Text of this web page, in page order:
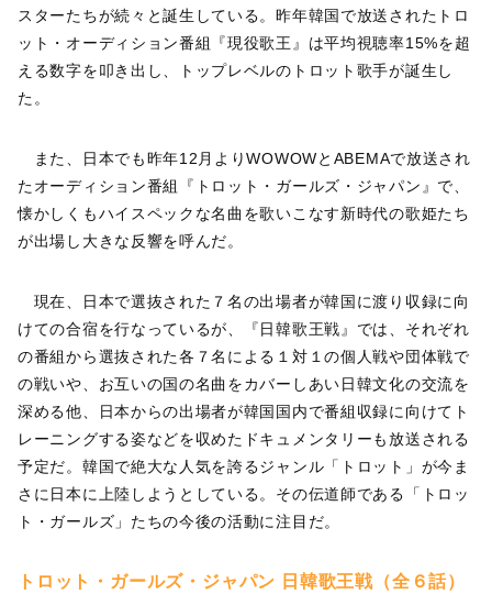
スターたちが続々と誕生している。昨年韓国で放送されたトロ
ット・オーディション番組『現役歌王』は平均視聴率15%を超
える数字を叩き出し、トップレベルのトロット歌手が誕生し
た。
また、日本でも昨年12月よりWOWOWとABEMAで放送され
たオーディション番組『トロット・ガールズ・ジャパン』で、
懐かしくもハイスペックな名曲を歌いこなす新時代の歌姫たち
が出場し大きな反響を呼んだ。
現在、日本で選抜された７名の出場者が韓国に渡り収録に向
けての合宿を行なっているが、『日韓歌王戦』では、それぞれ
の番組から選抜された各７名による１対１の個人戦や団体戦で
の戦いや、お互いの国の名曲をカバーしあい日韓文化の交流を
深める他、日本からの出場者が韓国国内で番組収録に向けてト
レーニングする姿などを収めたドキュメンタリーも放送される
予定だ。韓国で絶大な人気を誇るジャンル「トロット」が今ま
さに日本に上陸しようとしている。その伝道師である「トロッ
ト・ガールズ」たちの今後の活動に注目だ。
トロット・ガールズ・ジャパン 日韓歌王戦（全６話）